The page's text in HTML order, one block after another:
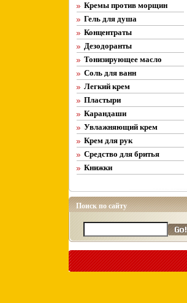
Кремы против морщин
Гель для душа
Концентраты
Дезодоранты
Тонизирующее масло
Соль для ванн
Легкий крем
Пластыри
Карандаши
Увлажняющий крем
Крем для рук
Средство для бритья
Книжки
Поиск по сайту